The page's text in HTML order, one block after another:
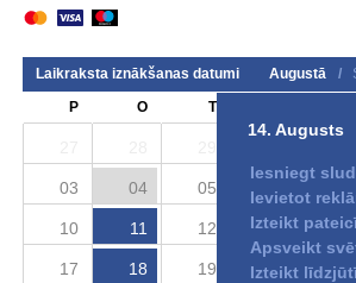
Laikraksta iznākšanas datumi Augustā /
P
O T
03 04 05 06 07
10 11 12 13 14
17 18 19 20 21
14. Augusts
Iesniegt
Ievietot
Izteikt
Apsveikt
Izteikt